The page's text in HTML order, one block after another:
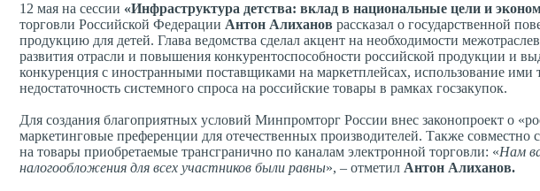
12 мая на сессии «Инфраструктура детства: вклад в национальные цели и
торговли Российской Федерации Антон Алиханов рассказал о государственной
продукцию для детей. Глава ведомства сделал акцент на необходимости
развития отрасли и повышения конкурентоспособности российской продукции и
конкуренция с иностранными поставщиками на маркетплейсах, использование
недостаточность системного спроса на российские товары в рамках госзакупок.
Для создания благоприятных условий Минпромторг России внес законопроект о
маркетинговые преференции для отечественных производителей. Также
на товары приобретаемые трансгранично по каналам электронной торговли: «Нам
налогообложения для всех участников были равны», – отметил Антон Алиханов.